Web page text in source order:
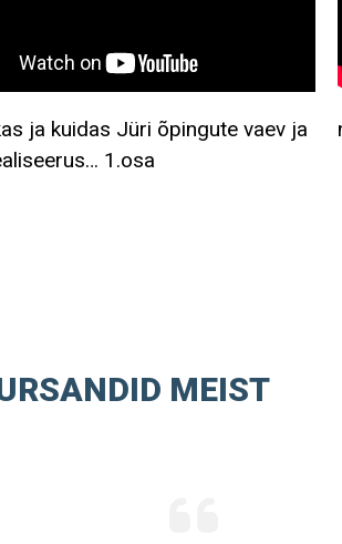
ja kuidas Jüri õpingute vaev ja
1.osa
MEIST